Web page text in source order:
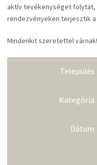
aktív tevékenységet folytat,
rendezvényeken terjesztik
Mindenkit szeretettel várnak!
Település
Kategória
Dátum